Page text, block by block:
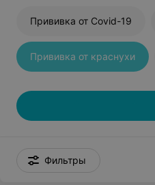
Прививка от Covid-19
Прививка от краснухи
Фильтры